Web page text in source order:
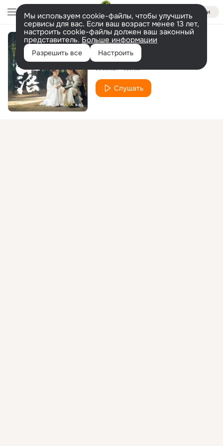
Войти
Мы используем cookie-файлы, чтобы улучшить
сервисы для вас. Если ваш возраст менее 13 лет,
настроить cookie-файлы должен ваш законный
представитель. Больше информации
Разрешить все Настроить
风落
Слушать